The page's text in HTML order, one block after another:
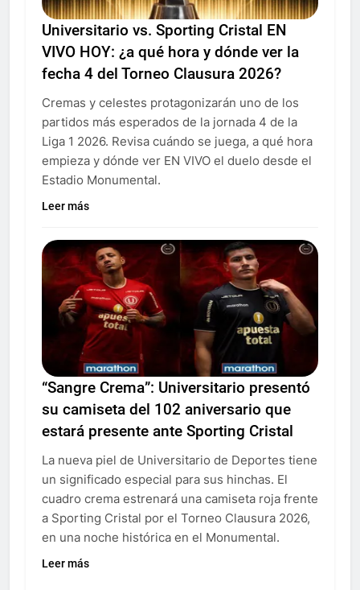
Universitario vs. Sporting Cristal EN
VIVO HOY: ¿a qué hora y dónde ver la
fecha 4 del Torneo Clausura 2026?
Cremas y celestes protagonizarán uno de los
partidos más esperados de la jornada 4 de la
Liga 1 2026. Revisa cuándo se juega, a qué hora
empieza y dónde ver EN VIVO el duelo desde el
Estadio Monumental.
Leer más
“Sangre Crema”: Universitario presentó
su camiseta del 102 aniversario que
estará presente ante Sporting Cristal
La nueva piel de Universitario de Deportes tiene
un significado especial para sus hinchas. El
cuadro crema estrenará una camiseta roja frente
a Sporting Cristal por el Torneo Clausura 2026,
en una noche histórica en el Monumental.
Leer más